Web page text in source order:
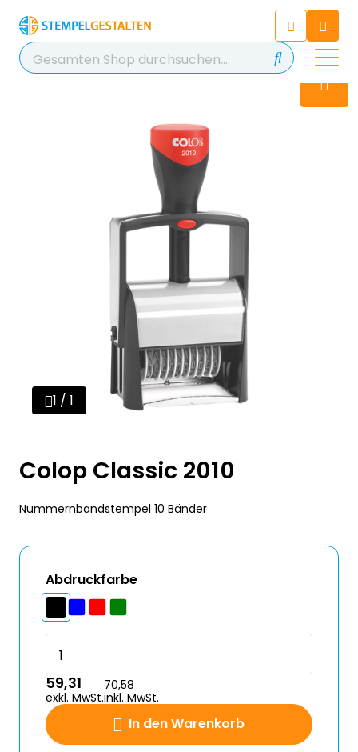
Chatten Sie 24/7 mit unserem
hilfreichen Chatbot
Kontakt
+49 2038 0480 403
1 / 1
Colop Classic 2010
Nummernbandstempel 10 Bänder
Abdruckfarbe
In den Warenkorb
59,31
exkl. MwSt.
70,58
inkl. MwSt.